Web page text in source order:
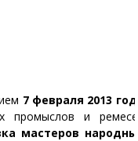
7 февраля 2013 года
промыслов и ремесел
мастеров народных